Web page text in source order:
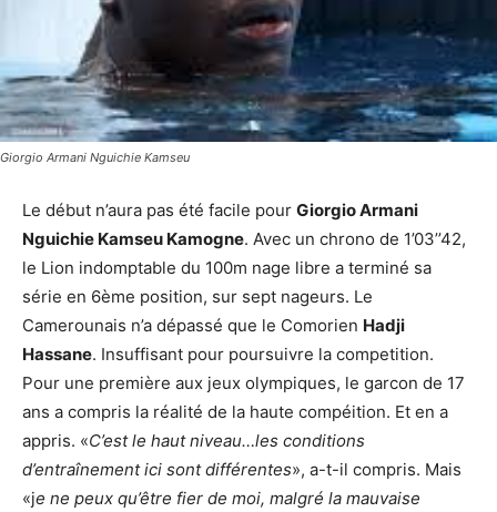
Giorgio Armani Nguichie Kamseu
Le début n’aura pas été facile pour Giorgio Armani
Nguichie Kamseu Kamogne. Avec un chrono de 1’03’’42,
le Lion indomptable du 100m nage libre a terminé sa
série en 6ème position, sur sept nageurs. Le
Camerounais n’a dépassé que le Comorien Hadji
Hassane. Insuffisant pour poursuivre la competition.
Pour une première aux jeux olympiques, le garcon de 17
ans a compris la réalité de la haute compéition. Et en a
appris. «C’est le haut niveau…les conditions
d’entraînement ici sont différentes», a-t-il compris. Mais
«je ne peux qu’être fier de moi, malgré la mauvaise